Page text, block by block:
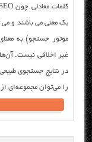
یک معنی می باشند و
موتور جستجو) به
غير اخلاقي نيست.
در نتايج جستجوي
را مي‌توان مجموعه‌اي